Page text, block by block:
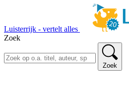
Luisterrijk - vertelt alles
Zoek
Zoek